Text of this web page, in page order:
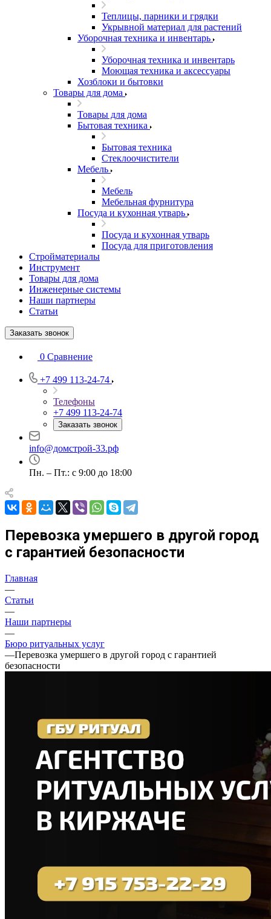
Теплицы, парники и грядки
Укрывной материал для растений
Уборочная техника и инвентарь
Уборочная техника и инвентарь
Моющая техника и аксессуары
Хозблоки и бытовки
Товары для дома
Товары для дома
Бытовая техника
Бытовая техника
Стеклоочистители
Мебель
Мебель
Мебельная фурнитура
Посуда и кухонная утварь
Посуда и кухонная утварь
Посуда для приготовления
Стройматериалы
Инструмент
Товары для дома
Инженерные системы
Наши партнеры
Статьи
Заказать звонок
0 Сравнение
+7 499 113-24-74
Телефоны
+7 499 113-24-74
Заказать звонок
info@домстрой-33.рф
Пн. – Пт.: с 9:00 до 18:00
Перевозка умершего в другой город
с гарантией безопасности
Главная
—
Статьи
—
Наши партнеры
—
Бюро ритуальных услуг
—Перевозка умершего в другой город с гарантией
безопасности